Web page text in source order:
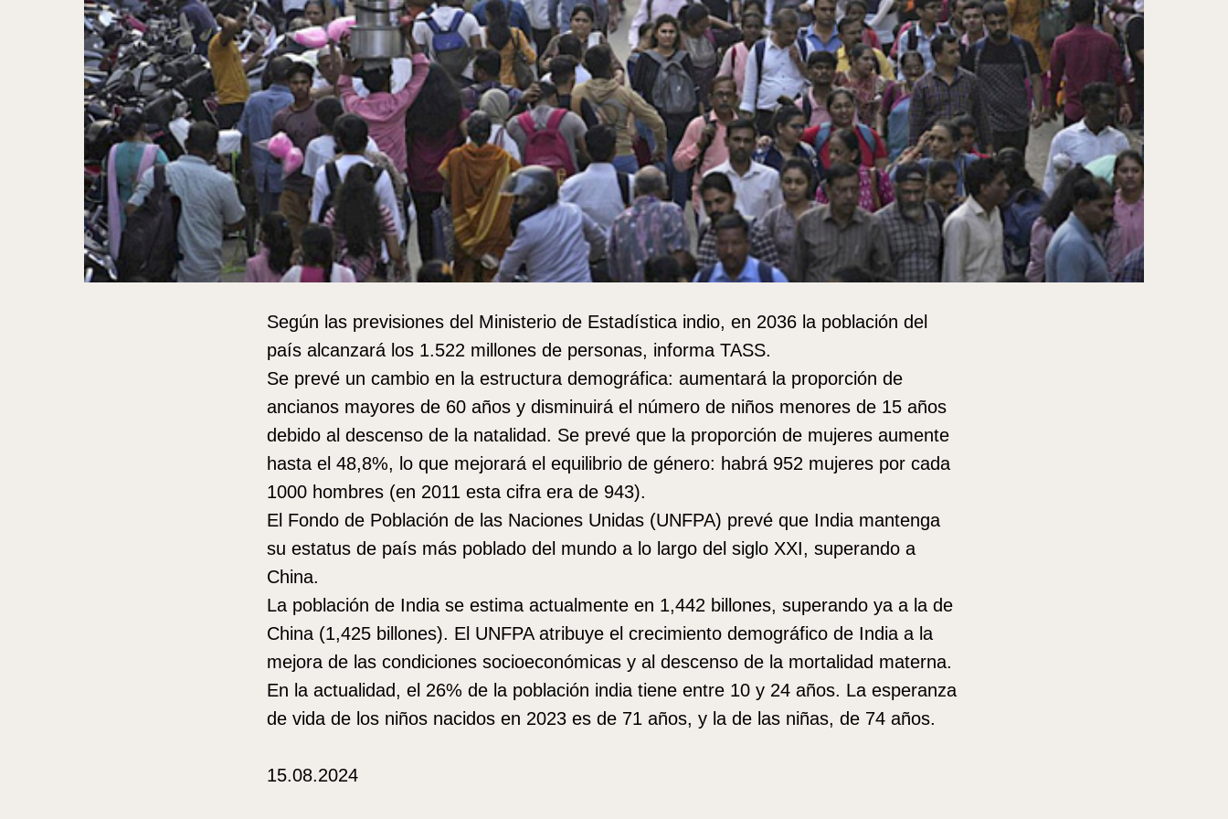
Según las previsiones del Ministerio de Estadística indio, en 2036 la población del
país alcanzará los 1.522 millones de personas, informa TASS.
Se prevé un cambio en la estructura demográfica: aumentará la proporción de
ancianos mayores de 60 años y disminuirá el número de niños menores de 15 años
debido al descenso de la natalidad. Se prevé que la proporción de mujeres aumente
hasta el 48,8%, lo que mejorará el equilibrio de género: habrá 952 mujeres por cada
1000 hombres (en 2011 esta cifra era de 943).
El Fondo de Población de las Naciones Unidas (UNFPA) prevé que India mantenga
su estatus de país más poblado del mundo a lo largo del siglo XXI, superando a
China.
La población de India se estima actualmente en 1,442 billones, superando ya a la de
China (1,425 billones). El UNFPA atribuye el crecimiento demográfico de India a la
mejora de las condiciones socioeconómicas y al descenso de la mortalidad materna.
En la actualidad, el 26% de la población india tiene entre 10 y 24 años. La esperanza
de vida de los niños nacidos en 2023 es de 71 años, y la de las niñas, de 74 años.
15.08.2024